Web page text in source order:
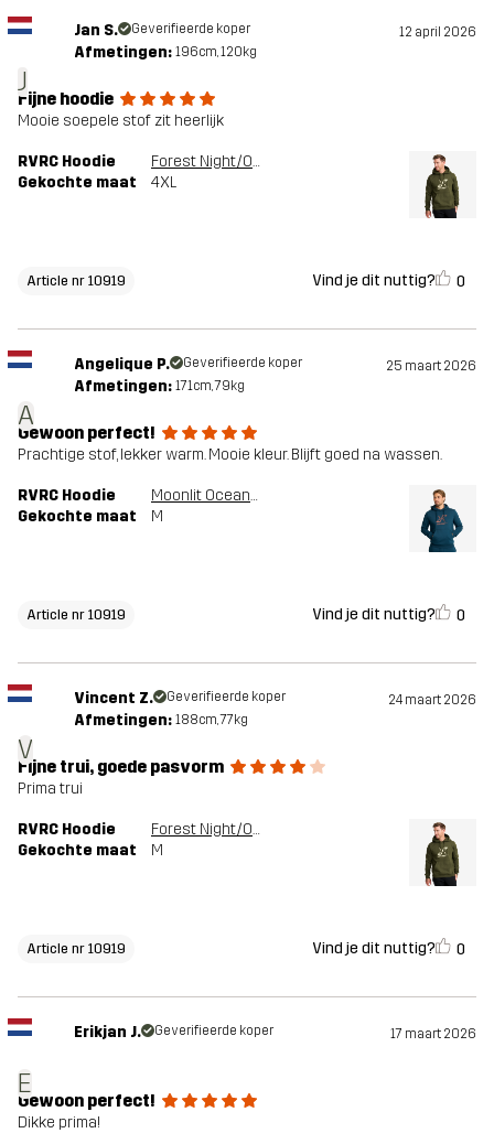
J
Jan S. Geverifieerde koper 12 april 2026
Afmetingen: 196cm, 120kg
Fijne hoodie
Mooie soepele stof zit heerlijk
RVRC Hoodie
Forest Night/Oatmeal
Gekochte maat
4XL
Article nr 10919 Vind je dit nuttig? 0
A
Angelique P. Geverifieerde koper 25 maart 2026
Afmetingen: 171cm, 79kg
Gewoon perfect!
Prachtige stof, lekker warm. Mooie kleur. Blijft goed na wassen.
RVRC Hoodie
Moonlit Ocean/Smoked Paprika
Gekochte maat
M
Article nr 10919 Vind je dit nuttig? 0
V
Vincent Z. Geverifieerde koper 24 maart 2026
Afmetingen: 188cm, 77kg
Fijne trui, goede pasvorm
Prima trui
RVRC Hoodie
Forest Night/Oatmeal
Gekochte maat
M
Article nr 10919 Vind je dit nuttig? 0
E
Erikjan J. Geverifieerde koper 17 maart 2026
Gewoon perfect!
Dikke prima!